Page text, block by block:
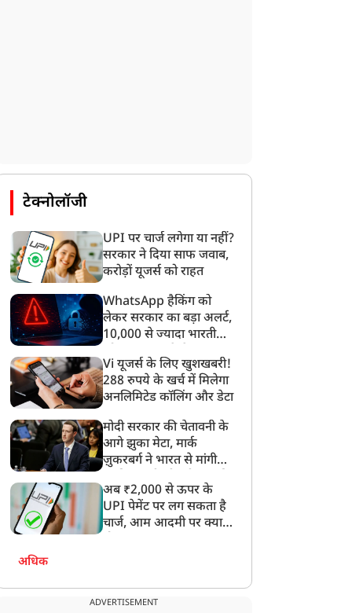
पानी के लिए PM मोदी के दर
पहुंचे थलपति विजय, चिट्ठी में
रखीं कई बड़ी मांगें
ईरान के साथ टेंशन के बीच
नेतन्याहू ने PM मोदी को
लगाया फोन, वेस्ट एशिया के
हालात के साथ इस खास मुद्दे
टेक्नोलॉजी
UPI पर चार्ज लगेगा या नहीं?
सरकार ने दिया साफ जवाब,
करोड़ों यूजर्स को राहत
WhatsApp हैकिंग को
लेकर सरकार का बड़ा अलर्ट,
10,000 से ज्यादा भारतीयों
गया
Vi यूजर्स के लिए खुशखबरी!
288 रुपये के खर्च में मिलेगा
अनलिमिटेड कॉलिंग और डेटा
मोदी सरकार की चेतावनी के
आगे झुका मेटा, मार्क
ज़ुकरबर्ग ने भारत से मांगी
अब ₹2,000 से ऊपर के
UPI पेमेंट पर लग सकता है
चार्ज, आम आदमी पर क्या
अधिक
ADVERTISEMENT